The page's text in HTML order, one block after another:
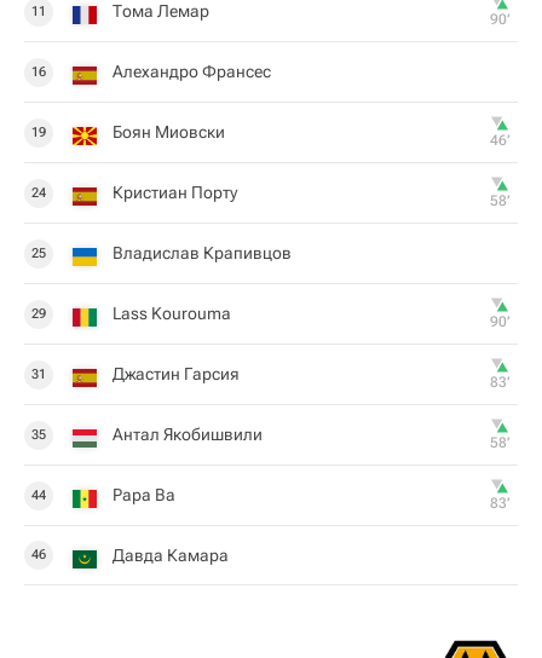
11 Тома Лемар 90‎’‎
16 Алехандро Франсес
19 Боян Миовски 46‎’‎
24 Кристиан Порту 58‎’‎
25 Владислав Крапивцов
29 Lass Kourouma 90‎’‎
31 Джастин Гарсия 83‎’‎
35 Антал Якобишвили 58‎’‎
44 Papa Ba 83‎’‎
46 Давда Камара